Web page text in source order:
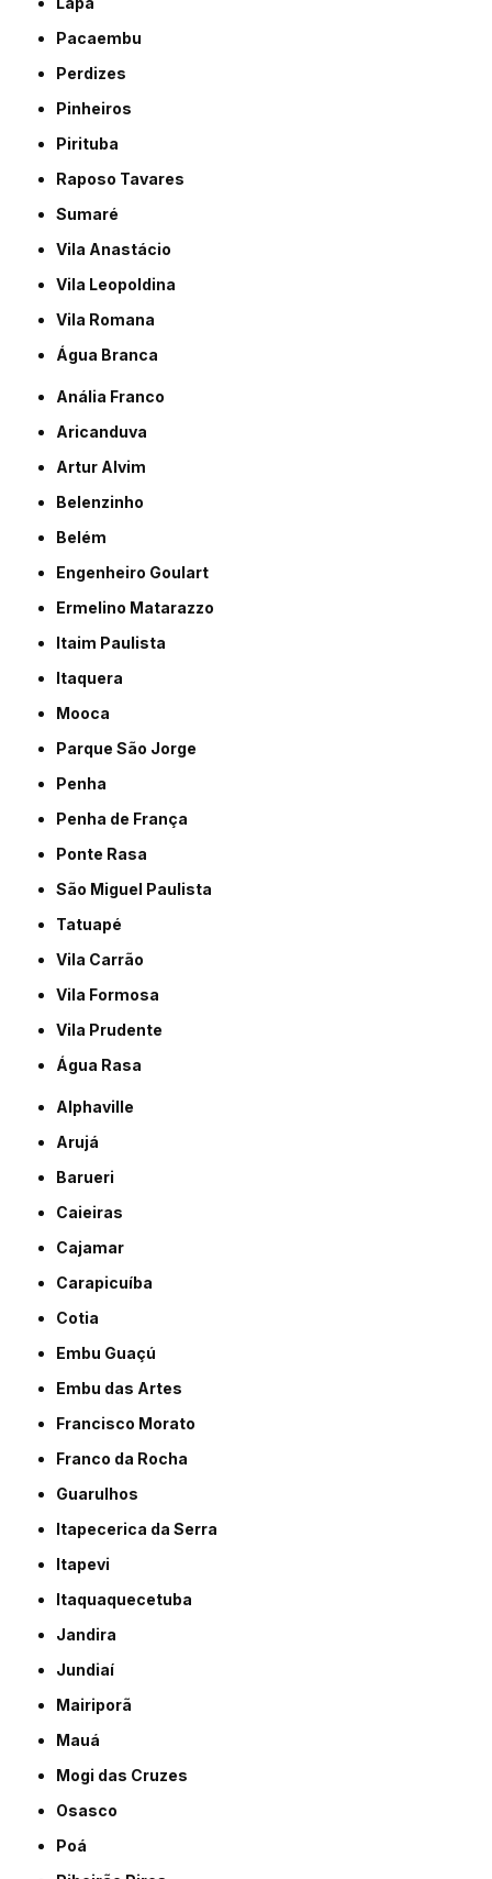
Pacaembu
Perdizes
Pinheiros
Pirituba
Raposo Tavares
Sumaré
Vila Anastácio
Vila Leopoldina
Vila Romana
Água Branca
Anália Franco
Aricanduva
Artur Alvim
Belenzinho
Belém
Engenheiro Goulart
Ermelino Matarazzo
Itaim Paulista
Itaquera
Mooca
Parque São Jorge
Penha
Penha de França
Ponte Rasa
São Miguel Paulista
Tatuapé
Vila Carrão
Vila Formosa
Vila Prudente
Água Rasa
Alphaville
Arujá
Barueri
Caieiras
Cajamar
Carapicuíba
Cotia
Embu Guaçú
Embu das Artes
Francisco Morato
Franco da Rocha
Guarulhos
Itapecerica da Serra
Itapevi
Itaquaquecetuba
Jandira
Jundiaí
Mairiporã
Mauá
Mogi das Cruzes
Osasco
Poá